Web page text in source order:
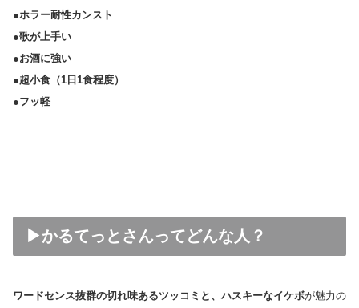
●ホラー耐性カンスト
●歌が上手い
●お酒に強い
●超小食（1日1食程度）
●フッ軽
▶かるてっとさんってどんな人？
ワードセンス抜群の切れ味あるツッコミと、ハスキーなイケボが魅力の